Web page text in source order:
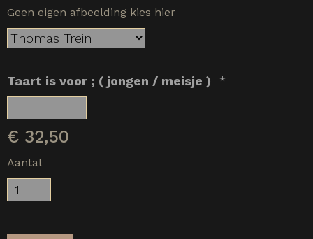
Geen eigen afbeelding kies hier
Taart is voor ; ( jongen / meisje ) *
€ 32,50
Aantal